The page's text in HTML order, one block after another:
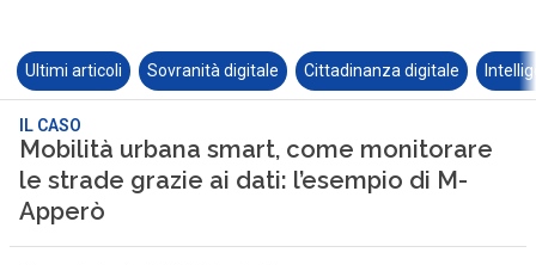
Ultimi articoli Sovranità digitale Cittadinanza digitale
IL CASO
Mobilità urbana smart, come monitorare
le strade grazie ai dati: l’esempio di M-
Apperò